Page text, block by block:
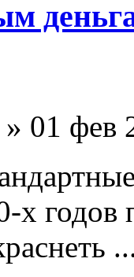
» 01 фев
х годов